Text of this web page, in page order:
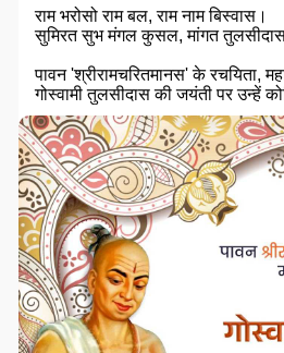
राम भरोसो राम बल, राम नाम बिस्वास।
सुमिरत सुभ मंगल कुसल, मांगत
पावन 'श्रीरामचरितमानस' के रचयिता,
गोस्वामी तुलसीदास की जयंती पर उन्हें